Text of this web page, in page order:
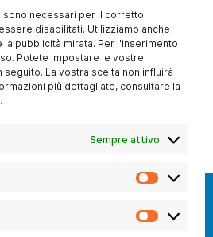
sono necessari per il corretto
disabilitati. Utilizziamo anche
pubblicità mirata. Per l'inserimento
Potete impostare le vostre
La vostra scelta non influirà
più dettagliate, consultare la
.
Sempre attivo
Cookie
Cookie